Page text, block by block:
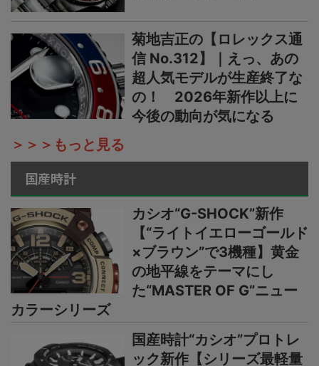
菊地吉正の【ロレックス通
信 No.312】｜えっ、あの
超人気モデルが生産終了な
の！ 2026年新作以上に
今後の動向が気になる
＞＞＞もっと見る
国産時計
カシオ“G-SHOCK”新作
【“ライトイエローゴールド
×ブラウン”で3機種】黄金
の地平線をテーマにし
た“MASTER OF G”ニュー
カラーシリーズ
国産時計“カシオ”プロトレ
ック新作【シリーズ最軽量